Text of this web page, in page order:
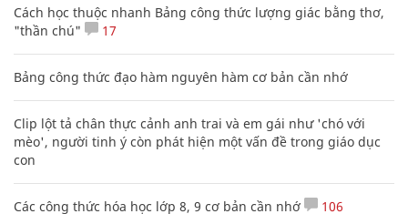
Cách học thuộc nhanh Bảng công thức lượng giác bằng thơ,
"thần chú"
17
Bảng công thức đạo hàm nguyên hàm cơ bản cần nhớ
Clip lột tả chân thực cảnh anh trai và em gái như 'chó với
mèo', người tinh ý còn phát hiện một vấn đề trong giáo dục
con
Các công thức hóa học lớp 8, 9 cơ bản cần nhớ 106